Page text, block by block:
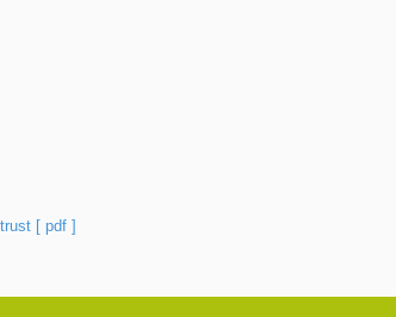
[ pdf ]